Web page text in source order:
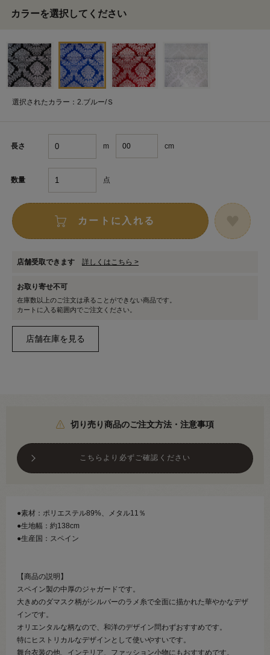
カラーを選択してください
選択されたカラー：2.ブルー/Ｓ
長さ m cm
数量 点
カートに入れる
店舗受取できます 詳しくはこちら >
お取り寄せ不可
在庫数以上のご注文は承ることができない商品です。
カートに入る範囲内でご注文ください。
切り売り商品のご注文方法・注意事項
こちらより必ずご確認ください
●素材：ポリエステル89%、メタル11％
●生地幅：約138cm
●生産国：スペイン
【商品の説明】
スペイン製の中厚のジャガードです。
大きめのダマスク柄がシルバーのラメ糸で全面に描かれた華やかなデザ
インです。
オリエンタルな柄なので、和洋のデザイン問わずおすすめです。
特にヒストリカルなデザインとして使いやすいです。
舞台衣装の他、インテリア、ファッション小物にもおすすめです。